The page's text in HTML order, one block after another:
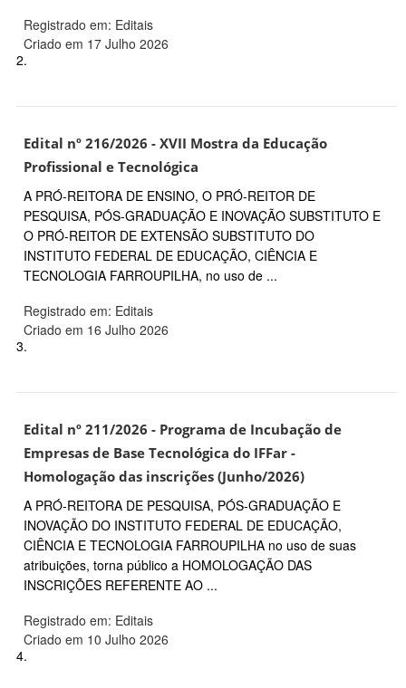
Registrado em: Editais
Criado em 17 Julho 2026
2.
Edital nº 216/2026 - XVII Mostra da Educação
Profissional e Tecnológica
A PRÓ-REITORA DE ENSINO, O PRÓ-REITOR DE
PESQUISA, PÓS-GRADUAÇÃO E INOVAÇÃO SUBSTITUTO E
O PRÓ-REITOR DE EXTENSÃO SUBSTITUTO DO
INSTITUTO FEDERAL DE EDUCAÇÃO, CIÊNCIA E
TECNOLOGIA FARROUPILHA, no uso de ...
Registrado em: Editais
Criado em 16 Julho 2026
3.
Edital nº 211/2026 - Programa de Incubação de
Empresas de Base Tecnológica do IFFar -
Homologação das inscrições (Junho/2026)
A PRÓ-REITORA DE PESQUISA, PÓS-GRADUAÇÃO E
INOVAÇÃO DO INSTITUTO FEDERAL DE EDUCAÇÃO,
CIÊNCIA E TECNOLOGIA FARROUPILHA no uso de suas
atribuições, torna público a HOMOLOGAÇÃO DAS
INSCRIÇÕES REFERENTE AO ...
Registrado em: Editais
Criado em 10 Julho 2026
4.